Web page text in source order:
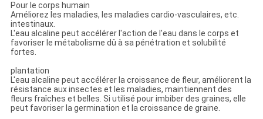
Pour le corps humain
Améliorez les maladies, les maladies cardio-vasculaires, etc.
intestinaux.
L'eau alcaline peut accélérer l'action de l'eau dans le corps et
favoriser le métabolisme dû à sa pénétration et solubilité
fortes.
plantation
L'eau alcaline peut accélérer la croissance de fleur, améliorent la
résistance aux insectes et les maladies, maintiennent des
fleurs fraîches et belles. Si utilisé pour imbiber des graines, elle
peut favoriser la germination et la croissance de graine.